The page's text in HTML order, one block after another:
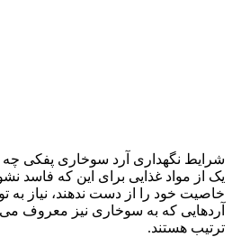
شرایط نگهداری آرد سوخاری پفکی چه
یک از مواد غذایی برای این که فاسد
خاصیت خود را از دست ندهند، نیاز به
آر‌دهایی که به سوخاری نیز معروف می
ترتیب هستند.